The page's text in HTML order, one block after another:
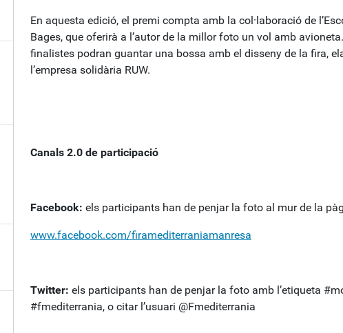
En aquesta edició, el premi compta amb la col·laboració de
Bages, que oferirà a l’autor de la millor foto un vol amb
finalistes podran guantar una bossa amb el disseny de la fira,
l’empresa solidària RUW.
Canals 2.0 de participació
Facebook: els participants han de penjar la foto al mur de la
www.facebook.com/firamediterraniamanresa
Twitter: els participants han de penjar la foto amb l’etiqueta
#fmediterrania, o citar l’usuari @Fmediterrania